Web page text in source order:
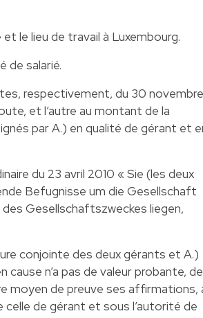
le lieu de travail à Luxembourg.
de salarié.
respectivement, du 30 novembre
et l’autre au montant de la
par A.) en qualité de gérant et
du 23 avril 2010 « Sie (les deux
Befugnisse um die Gesellschaft
Gesellschaftszweckes liegen,
conjointe des deux gérants et A.)
n’a pas de valeur probante, de
moyen de preuve ses affirmations,
celle de gérant et sous l’autorité de